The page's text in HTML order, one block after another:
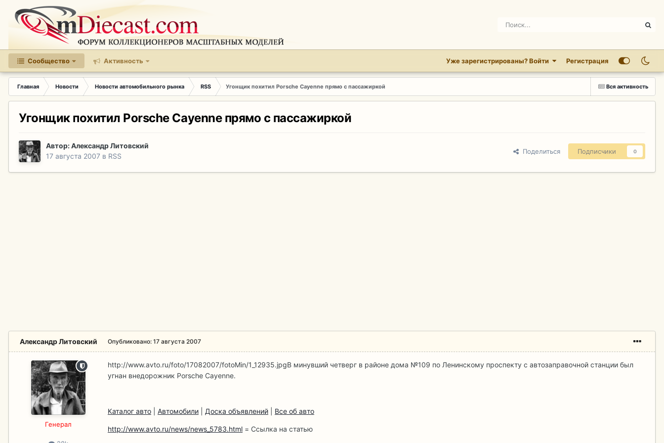
Сообщество Активность Уже зарегистрированы? Войти Регистрация
Вся активность
Главная Новости Новости автомобильного рынка RSS Угонщик похитил Porsche Cayenne прямо с пассажиркой
Угонщик похитил Porsche Cayenne прямо с пассажиркой
Автор:Александр Литовский
17 августа 2007 в RSS
Поделиться Подписчики 0
Александр Литовский
Гeнерал
Опубликовано: 17 августа 2007
http://www.avto.ru/foto/17082007/fotoMin/1_12935.jpgВ минувший четверг в районе дома №109 по Ленинскому проспекту с автозаправочной станции был
угнан внедорожник Porsche Cayenne.
Каталог авто Автомобили Доска объявлений Все об авто
http://www.avto.ru/news/news_5783.html = Ссылка на статью